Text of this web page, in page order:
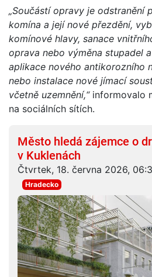
„Součástí opravy je odstranění
komína a její nové přezdění,
komínové hlavy, sanace
oprava nebo výměna stupadel
aplikace nového antikorozního
nebo instalace nové jímací
včetně uzemnění,“informovalo
na sociálních sítích.
Město hledá zájemce o
v Kuklenách
Čtvrtek, 18. června 2026,
Hradecko